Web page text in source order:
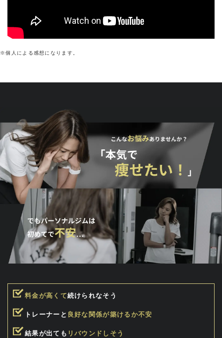
※個人による感想になります。
料金が高くて続けられなそう
トレーナーと 良好な関係が築けるか不安
結果が出ても リバウンドしそう